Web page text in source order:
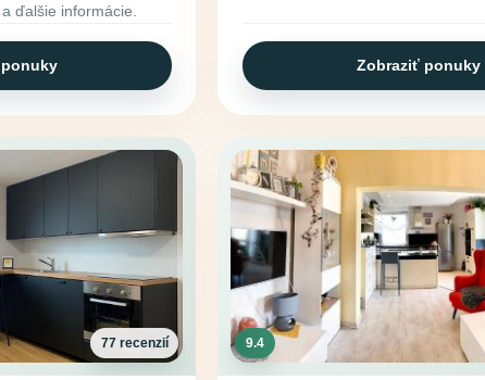
ďalšie informácie.
Zobraziť ponuky
77 recenzií 9.4